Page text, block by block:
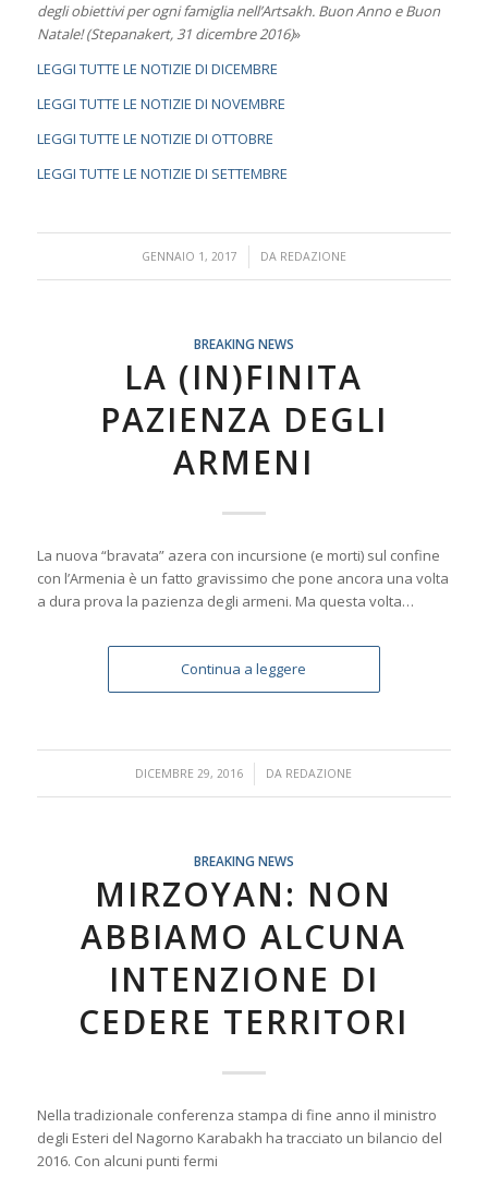
degli obiettivi per ogni famiglia nell’Artsakh. Buon Anno e Buon
Natale! (Stepanakert, 31 dicembre 2016)»
LEGGI TUTTE LE NOTIZIE DI DICEMBRE
LEGGI TUTTE LE NOTIZIE DI NOVEMBRE
LEGGI TUTTE LE NOTIZIE DI OTTOBRE
LEGGI TUTTE LE NOTIZIE DI SETTEMBRE
GENNAIO 1, 2017
/ DA REDAZIONE
BREAKING NEWS
LA (IN)FINITA
PAZIENZA DEGLI
ARMENI
La nuova “bravata” azera con incursione (e morti) sul confine
con l’Armenia è un fatto gravissimo che pone ancora una volta
a dura prova la pazienza degli armeni. Ma questa volta…
Continua a leggere
DICEMBRE 29, 2016
/ DA REDAZIONE
BREAKING NEWS
MIRZOYAN: NON
ABBIAMO ALCUNA
INTENZIONE DI
CEDERE TERRITORI
Nella tradizionale conferenza stampa di fine anno il ministro
degli Esteri del Nagorno Karabakh ha tracciato un bilancio del
2016. Con alcuni punti fermi